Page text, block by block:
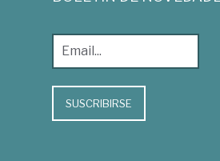
SUSCRIBIRSE